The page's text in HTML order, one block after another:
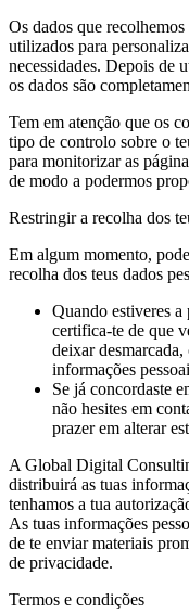
Os dados que
utilizados para
necessidades. Depois de
os dados são
Tem em atenção que os
tipo de controlo sobre o
para monitorizar as
de modo a podermos
Restringir a recolha dos
Em algum momento,
recolha dos teus dados
Quando estiveres
certifica-te de que
deixar
informações
Se já concordaste
não hesites em
prazer em alterar
A Global Digital
distribuirá as tuas
tenhamos a tua
As tuas informações
de te enviar materiais
de privacidade.
Termos e condições